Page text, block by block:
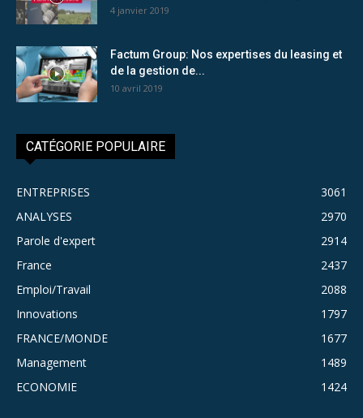
4 janvier 2019
Factum Group: Nos expertises du leasing et
de la gestion de...
10 avril 2019
CATÉGORIE POPULAIRE
ENTREPRISES
3061
ANALYSES
2970
Parole d'expert
2914
France
2437
Emploi/Travail
2088
Innovations
1797
FRANCE/MONDE
1677
Management
1489
ECONOMIE
1424